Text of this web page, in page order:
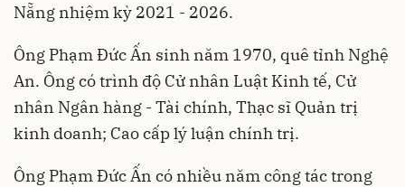
Nẵng nhiệm kỳ 2021 - 2026.
Ông Phạm Đức Ấn sinh năm 1970, quê tỉnh Nghệ
An. Ông có trình độ Cử nhân Luật Kinh tế, Cử
nhân Ngân hàng - Tài chính, Thạc sĩ Quản trị
kinh doanh; Cao cấp lý luận chính trị.
Ông Phạm Đức Ấn có nhiều năm công tác trong